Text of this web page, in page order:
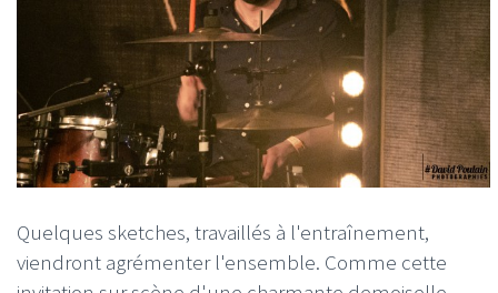
Quelques sketches, travaillés à l'entraînement,
viendront agrémenter l'ensemble. Comme cette